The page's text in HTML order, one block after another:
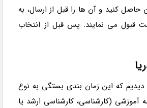
حاصل کنید و آن ها را قبل از ارسال، به
قبول می نمایند. پس قبل از انتخاب
دیدیم که این زمان بندی بستگی به نوع
آموزشی (کارشناسی، کارشناسی ارشد یا